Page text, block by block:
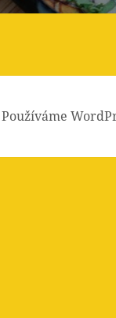
Používáme